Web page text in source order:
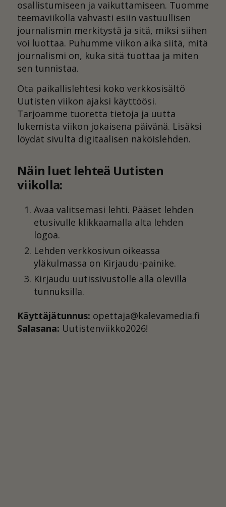
osallistumiseen ja vaikuttamiseen. Tuomme
teemaviikolla vahvasti esiin vastuullisen
journalismin merkitystä ja sitä, miksi siihen
voi luottaa. Puhumme viikon aika siitä, mitä
journalismi on, kuka sitä tuottaa ja miten
sen tunnistaa.
Ota paikallislehtesi koko verkkosisältö
Uutisten viikon ajaksi käyttöösi.
Tarjoamme tuoretta tietoja ja uutta
lukemista viikon jokaisena päivänä. Lisäksi
löydät sivulta digitaalisen näköislehden.
Näin luet lehteä Uutisten
viikolla:
Avaa valitsemasi lehti. Pääset lehden
etusivulle klikkaamalla alta lehden
logoa.
Lehden verkkosivun oikeassa
yläkulmassa on Kirjaudu-painike.
Kirjaudu uutissivustolle alla olevilla
tunnuksilla.
Käyttäjätunnus: opettaja@kalevamedia.fi
Salasana: Uutistenviikko2026!